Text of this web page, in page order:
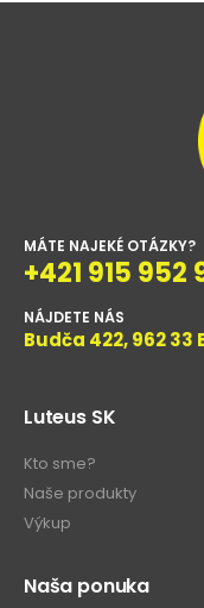
MÁTE NAJEKÉ OTÁZKY?
+421 915 952
NÁJDETE NÁS
Budča 422, 962 33
Luteus SK
Kto sme?
Naše produkty
Výkup
Naša ponuka